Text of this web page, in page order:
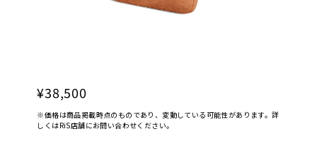
¥38,500
※価格は商品掲載時点のものであり、変動している可能性があります。詳
しくはRiS店舗にお問い合わせください。